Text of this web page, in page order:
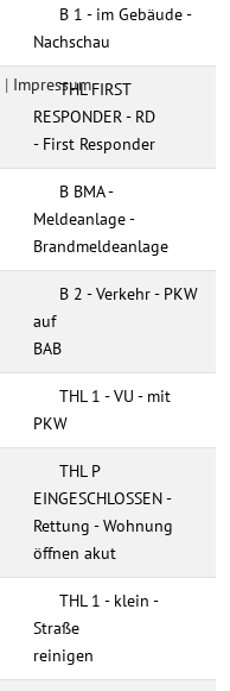
B 1 - im Gebäude -
Nachschau
THL FIRST
RESPONDER - RD
- First Responder
B BMA -
Meldeanlage -
Brandmeldeanlage
B 2 - Verkehr - PKW
auf
BAB
THL 1 - VU - mit
PKW
THL P
EINGESCHLOSSEN -
Rettung - Wohnung
öffnen akut
THL 1 - klein -
Straße
reinigen
| Impressum